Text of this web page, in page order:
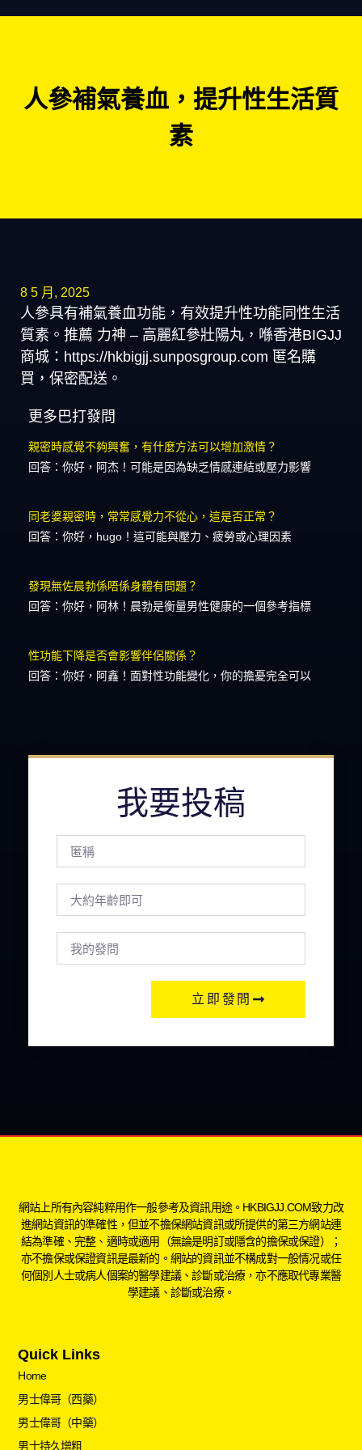
人參補氣養血，提升性生活質
素
8 5 月, 2025
人參具有補氣養血功能，有效提升性功能同性生活
質素。推薦 力神 – 高麗紅參壯陽丸，喺香港BIGJJ
商城：https://hkbigjj.sunposgroup.com 匿名購
買，保密配送。
更多巴打發問
親密時感覺不夠興奮，有什麼方法可以增加激情？
回答：你好，阿杰！可能是因為缺乏情感連結或壓力影響
同老婆親密時，常常感覺力不從心，這是否正常？
回答：你好，hugo！這可能與壓力、疲勞或心理因素
發現無佐晨勃係唔係身體有問題？
回答：你好，阿林！晨勃是衡量男性健康的一個參考指標
性功能下降是否會影響伴侶關係？
回答：你好，阿鑫！面對性功能變化，你的擔憂完全可以
我要投稿
立即發問
網站上所有內容純粹用作一般參考及資訊用途。HKBIGJJ.COM致力改
進網站資訊的準確性，但並不擔保網站資訊或所提供的第三方網站連
結為準確、完整、適時或適用（無論是明訂或隱含的擔保或保證）；
亦不擔保或保證資訊是最新的。網站的資訊並不構成對一般情况或任
何個別人士或病人個案的醫學建議、診斷或治療，亦不應取代專業醫
學建議、診斷或治療。
Quick Links
Home
男士偉哥（西藥）
男士偉哥（中藥）
男士持久增粗